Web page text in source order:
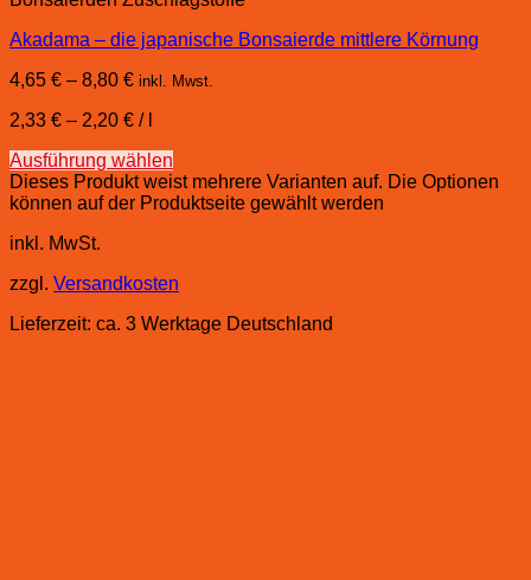
Akadama – die japanische Bonsaierde mittlere Körnung
4,65 € – 8,80 € inkl. Mwst.
2,33 € – 2,20 € /
Ausführung wählen
Dieses Produkt weist mehrere Varianten auf. Die Optionen
können auf der Produktseite gewählt werden
inkl. MwSt.
zzgl. Versandkosten
Lieferzeit: ca. 3 Werktage Deutschland